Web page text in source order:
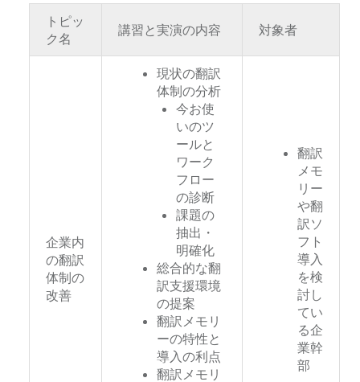
トピッ
ク名
講習と実演の内容 対象者
企業内
の翻訳
体制の
改善
現状の翻訳
体制の分析
今お使
いのツ
ールと
ワーク
フロー
の診断
課題の
抽出・
明確化
総合的な翻
訳支援環境
の提案
翻訳メモリ
ーの特性と
導入の利点
翻訳メモリ
翻訳
メモ
リー
や翻
訳ソ
フト
導入
を検
討し
てい
る企
業幹
部